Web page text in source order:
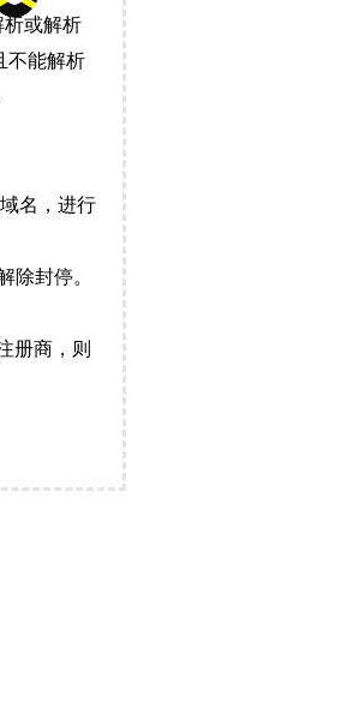
析或解析
不能解析
名，进行
除封停。
册商，则